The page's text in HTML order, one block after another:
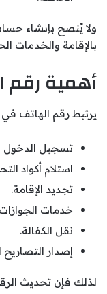
ولا يُنصح بإنشاء
بالإقامة والخدمات
أهمية رقم
يرتبط رقم الهاتف
تسجيل الدخول
استلام أكواد
تجديد الإقامة.
خدمات
نقل الكفالة.
إصدار التصاريح
لذلك فإن تحديث